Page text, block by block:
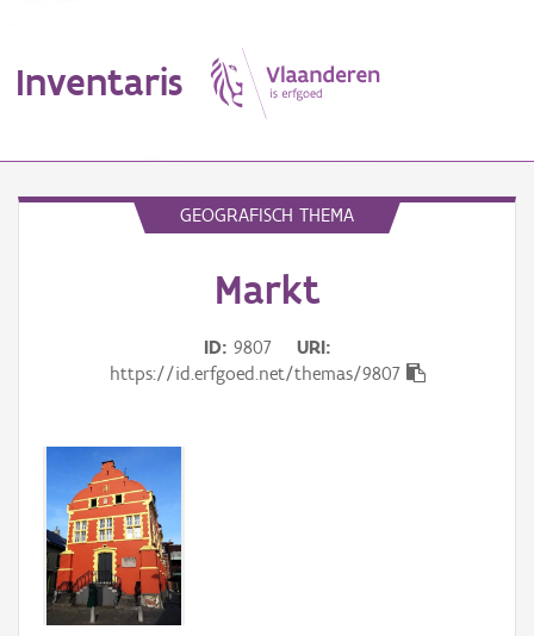
Inventaris
Thema
Gebeurtenis
Persoon of collectief
Downloads
GEOGRAFISCH THEMA
Markt
ID 9807
URI
https://id.erfgoed.net/themas/9807